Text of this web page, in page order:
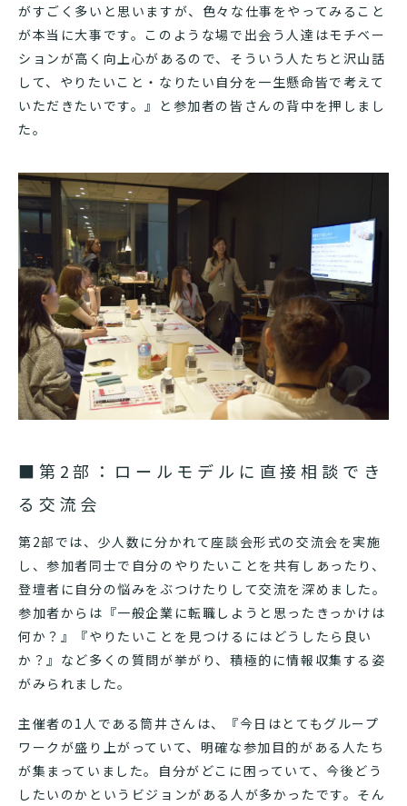
がすごく多いと思いますが、色々な仕事をやってみること
が本当に大事です。このような場で出会う人達はモチベー
ションが高く向上心があるので、そういう人たちと沢山話
して、やりたいこと・なりたい自分を一生懸命皆で考えて
いただきたいです。』と参加者の皆さんの背中を押しまし
た。
■第2部：ロールモデルに直接相談でき
る交流会
第2部では、少人数に分かれて座談会形式の交流会を実施
し、参加者同士で自分のやりたいことを共有しあったり、
登壇者に自分の悩みをぶつけたりして交流を深めました。
参加者からは『一般企業に転職しようと思ったきっかけは
何か？』『やりたいことを見つけるにはどうしたら良い
か？』など多くの質問が挙がり、積極的に情報収集する姿
がみられました。
主催者の1人である筒井さんは、『今日はとてもグループ
ワークが盛り上がっていて、明確な参加目的がある人たち
が集まっていました。自分がどこに困っていて、今後どう
したいのかというビジョンがある人が多かったです。そん